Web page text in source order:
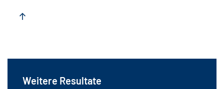
Weitere Resultate